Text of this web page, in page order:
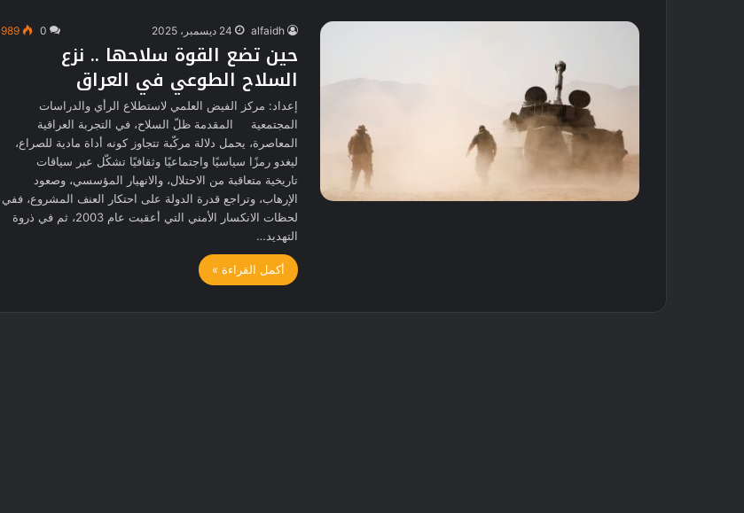
alfaidh 24 ديسمبر، 2025 0
989
حين تضع القوة سلاحها .. نزع
السلاح الطوعي في العراق
إعداد: مركز الفيض العلمي لاستطلاع الرأي والدراسات
المجتمعية المقدمة ظلّ السلاح، في التجربة العراقية
المعاصرة، يحمل دلالة مركّبة تتجاوز كونه أداة مادية للصراع،
ليغدو رمزًا سياسيًا واجتماعيًا وثقافيًا تشكّل عبر سياقات
تاريخية متعاقبة من الاحتلال، والانهيار المؤسسي، وصعود
الإرهاب، وتراجع قدرة الدولة على احتكار العنف المشروع، ففي
لحظات الانكسار الأمني التي أعقبت عام 2003، ثم في ذروة
التهديد…
أكمل القراءة »